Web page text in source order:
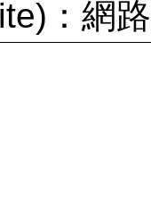
：網